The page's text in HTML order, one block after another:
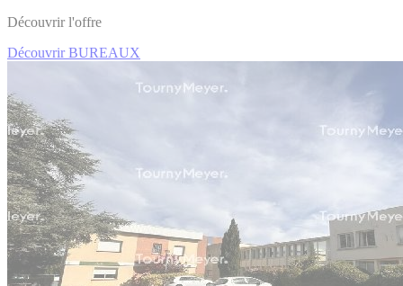
Découvrir l'offre
Découvrir BUREAUX